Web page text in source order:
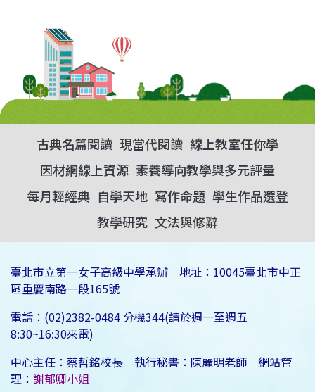
古典名篇閱讀 現當代閱讀 線上教室任你學
因材網線上資源 素養導向教學與多元評量
每月輕經典 自學天地 寫作命題 學生作品選登
教學研究 文法與修辭
臺北市立第一女子高級中學承辦 地址：10045臺北市中正
區重慶南路一段165號
電話：(02)2382-0484 分機344(請於週一至週五
8:30~16:30來電)
中心主任：蔡哲銘校長 執行秘書：陳麗明老師 網站管
理： 謝郁卿小姐